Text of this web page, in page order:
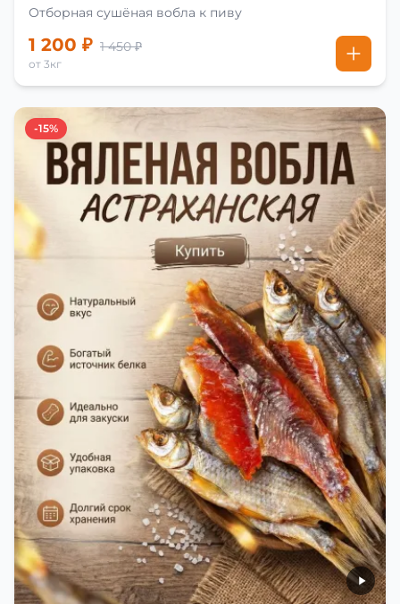
Отборная сушёная вобла к пиву
1 200 ₽ 1 450 ₽
от 3кг
-15%